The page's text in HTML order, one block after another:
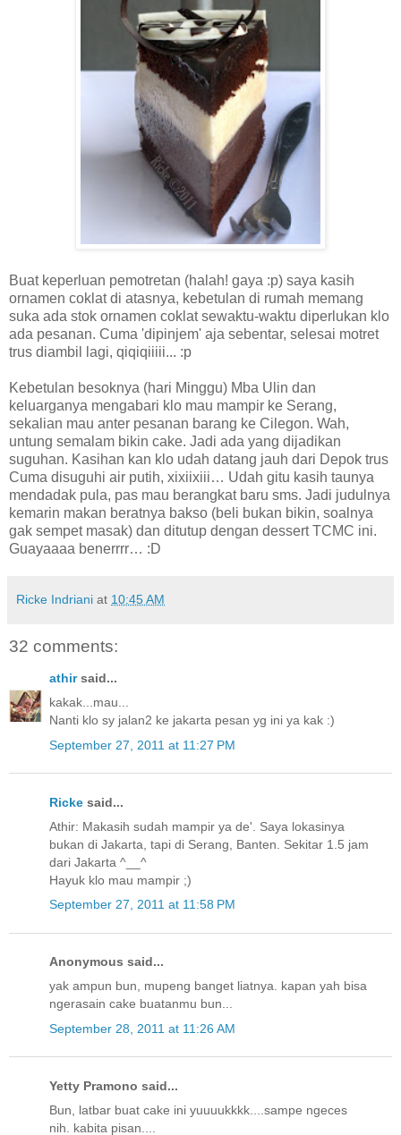
Buat keperluan pemotretan (halah! gaya :p) saya kasih
ornamen coklat di atasnya, kebetulan di rumah memang
suka ada stok ornamen coklat sewaktu-waktu diperlukan klo
ada pesanan. Cuma 'dipinjem' aja sebentar, selesai motret
trus diambil lagi, qiqiqiiiii... :p
Kebetulan besoknya (hari Minggu) Mba Ulin dan
keluarganya mengabari klo mau mampir ke Serang,
sekalian mau anter pesanan barang ke Cilegon. Wah,
untung semalam bikin cake. Jadi ada yang dijadikan
suguhan. Kasihan kan klo udah datang jauh dari Depok trus
Cuma disuguhi air putih, xixiixiii… Udah gitu kasih taunya
mendadak pula, pas mau berangkat baru sms. Jadi judulnya
kemarin makan beratnya bakso (beli bukan bikin, soalnya
gak sempet masak) dan ditutup dengan dessert TCMC ini.
Guayaaaa benerrrr… :D
Ricke Indriani at 10:45 AM
32 comments:
athirsaid...
kakak...mau...
Nanti klo sy jalan2 ke jakarta pesan yg ini ya kak :)
September 27, 2011 at 11:27 PM
Ricke said...
Athir: Makasih sudah mampir ya de'. Saya lokasinya
bukan di Jakarta, tapi di Serang, Banten. Sekitar 1.5 jam
dari Jakarta ^__^
Hayuk klo mau mampir ;)
September 27, 2011 at 11:58 PM
Anonymous said...
yak ampun bun, mupeng banget liatnya. kapan yah bisa
ngerasain cake buatanmu bun...
September 28, 2011 at 11:26 AM
Yetty Pramono said...
Bun, latbar buat cake ini yuuuukkkk....sampe ngeces
nih. kabita pisan....